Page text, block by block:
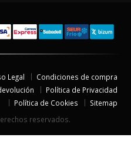
Legal
Condiciones de compra
Política de Privacidad
Política de Cookies
Sitemap
reservados.